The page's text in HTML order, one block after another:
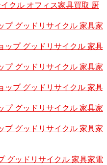
クル オフィス家具買取 厨
プ グッドリサイクル 家具家
ップ グッドリサイクル 家具
プ グッドリサイクル 家具家
ップ グッドリサイクル 家具
プ グッドリサイクル 家具家
プ グッドリサイクル 家具家
グッドリサイクル 家具家電